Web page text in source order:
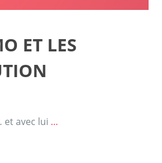
ET LES
et avec lui …